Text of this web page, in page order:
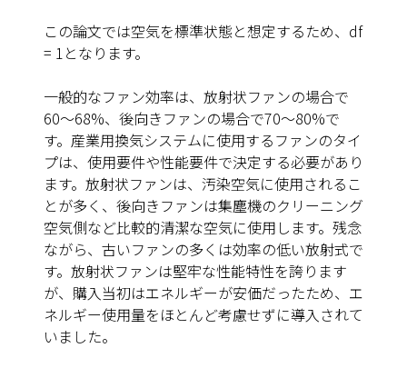
この論文では空気を標準状態と想定するため、df
= 1となります。
一般的なファン効率は、放射状ファンの場合で
60～68%、後向きファンの場合で70～80%で
す。産業用換気システムに使用するファンのタイ
プは、使用要件や性能要件で決定する必要があり
ます。放射状ファンは、汚染空気に使用されるこ
とが多く、後向きファンは集塵機のクリーニング
空気側など比較的清潔な空気に使用します。残念
ながら、古いファンの多くは効率の低い放射式で
す。放射状ファンは堅牢な性能特性を誇ります
が、購入当初はエネルギーが安価だったため、エ
ネルギー使用量をほとんど考慮せずに導入されて
いました。